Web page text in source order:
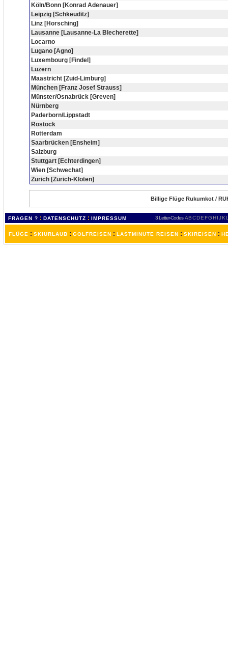
Köln/Bonn [Konrad Adenauer]
Leipzig [Schkeuditz]
Linz [Horsching]
Lausanne [Lausanne-La Blecherette]
Locarno
Lugano [Agno]
Luxembourg [Findel]
Luzern
Maastricht [Zuid-Limburg]
München [Franz Josef Strauss]
Münster/Osnabrück [Greven]
Nürnberg
Paderborn/Lippstadt
Rostock
Rotterdam
Saarbrücken [Ensheim]
Salzburg
Stuttgart [Echterdingen]
Wien [Schwechat]
Zürich [Zürich-Kloten]
Billige Flüge Rukumkot /
FRAGEN ? : DATENSCHUTZ : IMPRESSUM 3 Letter-Codes ABCDEFGH IJKL
FLÜGE : SKIURLAUB : GOLFREISEN : LASTMINUTE REISEN : SKIREISEN :